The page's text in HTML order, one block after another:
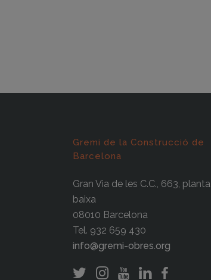
Gremi de la Construcció de
Barcelona
Gran Via de les C.C., 663, planta
baixa
08010 Barcelona
Tel. 932 659 430
info@gremi-obres.org